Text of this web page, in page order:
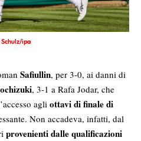
ipa
Safiullin, per 3-0, ai danni di
, 3-1 a Rafa Jodar, che
agli ottavi di finale di
Non accadeva, infatti, dal
provenienti dalle qualificazioni